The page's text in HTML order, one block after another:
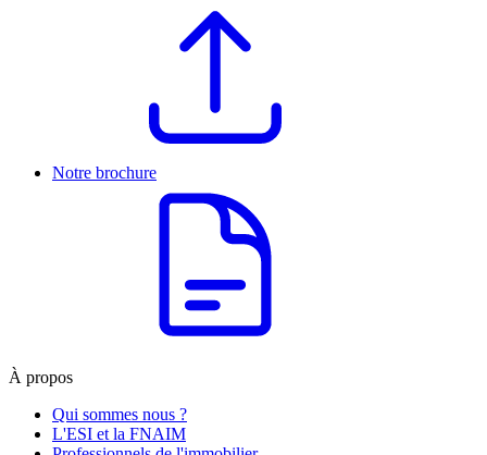
Notre brochure
À propos
Qui sommes nous ?
L'ESI et la FNAIM